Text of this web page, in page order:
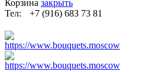
Корзина закрыть
Тел:
+7 (916) 683 73 81